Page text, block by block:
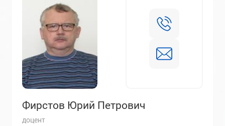
Фирстов Юрий Петрович
доцент